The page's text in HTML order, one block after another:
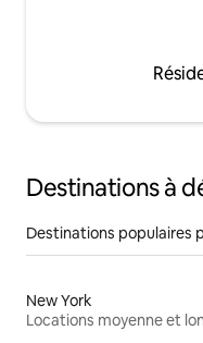
Destinations à
Destinations populaires
New York